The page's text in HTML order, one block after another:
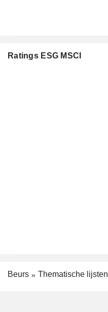
Ratings ESG MSCI
Beurs Thematische lijsten